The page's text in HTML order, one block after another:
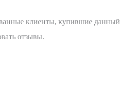
клиенты, купившие данный
отзывы.